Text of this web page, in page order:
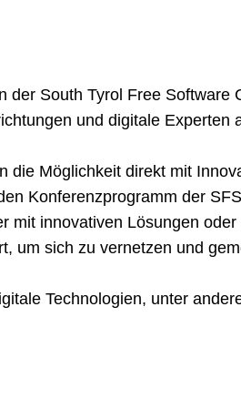
der South Tyrol Free
und digitale Experten
die Möglichkeit direkt mit
Konferenzprogramm der
mit innovativen Lösungen
um sich zu vernetzen und
Technologien, unter